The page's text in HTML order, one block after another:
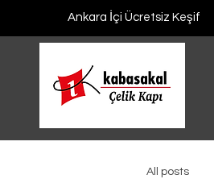
Ankara İçi Ücretsiz Keşif
All posts